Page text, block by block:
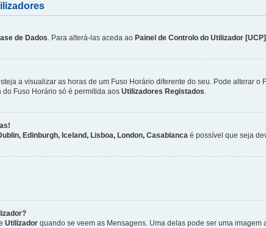
de Dados. Para alterá-las aceda ao Painel de Controlo do Utilizador [UCP]
a visualizar as horas de um Fuso Horário diferente do seu. Pode alterar o
do Fuso Horário só é permitida aos Utilizadores Registados.
Edinburgh, Iceland, Lisboa, London, Casablanca é possível que seja
?
Utilizador quando se veem as Mensagens. Uma delas pode ser uma